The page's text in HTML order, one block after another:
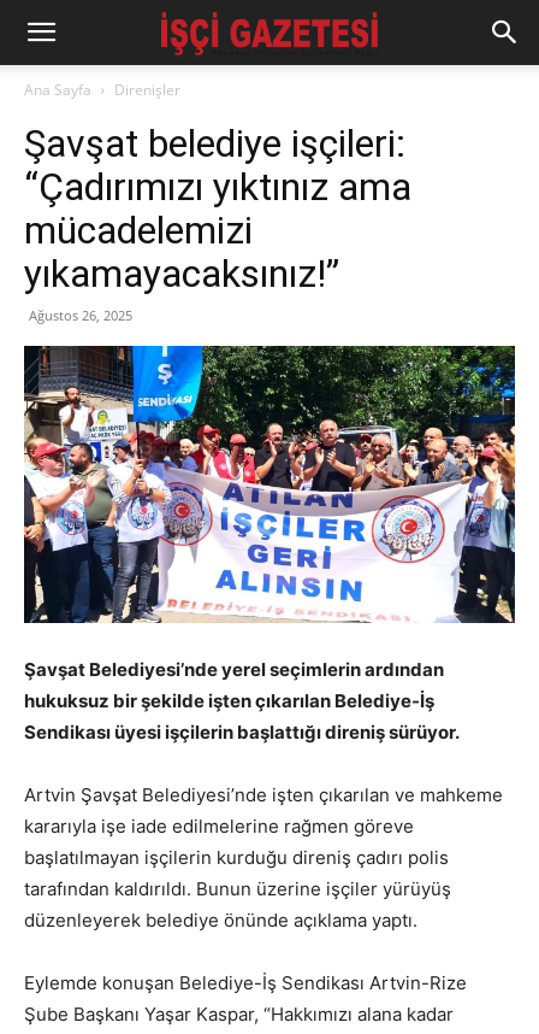
Ana Sayfa Direnişler
Şavşat belediye işçileri:
“Çadırımızı yıktınız ama
mücadelemizi
yıkamayacaksınız!”
Ağustos 26, 2025
Şavşat Belediyesi’nde yerel seçimlerin ardından
hukuksuz bir şekilde işten çıkarılan Belediye-İş
Sendikası üyesi işçilerin başlattığı direniş sürüyor.
Artvin Şavşat Belediyesi’nde işten çıkarılan ve mahkeme
kararıyla işe iade edilmelerine rağmen göreve
başlatılmayan işçilerin kurduğu direniş çadırı polis
tarafından kaldırıldı. Bunun üzerine işçiler yürüyüş
düzenleyerek belediye önünde açıklama yaptı.
Eylemde konuşan Belediye-İş Sendikası Artvin-Rize
Şube Başkanı Yaşar Kaspar, “Hakkımızı alana kadar